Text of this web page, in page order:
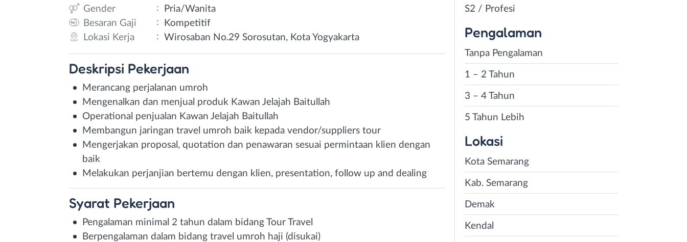
Gender
:
Pria/Wanita
Besaran Gaji
:
Kompetitif
Lokasi Kerja
: Wirosaban No.29 Sorosutan, Kota Yogyakarta
Deskripsi Pekerjaan
Merancang perjalanan umroh
Mengenalkan dan menjual produk Kawan Jelajah Baitullah
Operational penjualan Kawan Jelajah Baitullah
Membangun jaringan travel umroh baik kepada vendor/suppliers tour
Mengerjakan proposal, quotation dan penawaran sesuai permintaan klien dengan
baik
Melakukan perjanjian bertemu dengan klien, presentation, follow up and dealing
Syarat Pekerjaan
Pengalaman minimal 2 tahun dalam bidang Tour Travel
Berpengalaman dalam bidang travel umroh haji (disukai)
S2 / Profesi
Pengalaman
Tanpa Pengalaman
1 – 2 Tahun
3 – 4 Tahun
5 Tahun Lebih
Lokasi
Kota Semarang
Kab. Semarang
Demak
Kendal